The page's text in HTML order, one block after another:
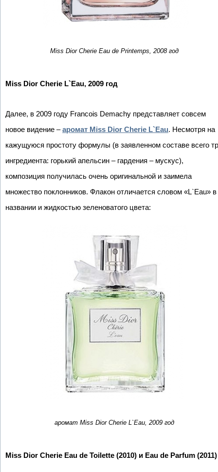
Miss Dior Cherie Eau de Printemps, 2008 год
Miss Dior Cherie L`Eau, 2009 год
Далее, в 2009 году Francois Demachy представляет совсем
новое видение –аромат Miss Dior Cherie L`Eau. Несмотря на
кажущуюся простоту формулы (в заявленном составе всего
ингредиента: горький апельсин – гардения – мускус),
композиция получилась очень оригинальной и заимела
множество поклонников. Флакон отличается словом «L`Eau» в
названии и жидкостью зеленоватого цвета:
аромат Miss Dior Cherie L`Eau, 2009 год
Miss Dior Cherie Eau de Toilette (2010) и Eau de Parfum (2011)